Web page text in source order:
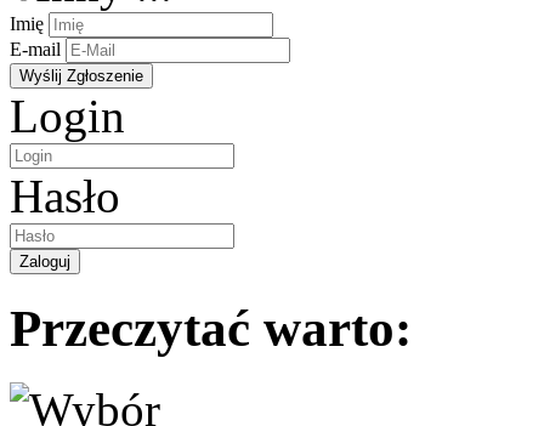
Imię
E-mail
Login
Hasło
Przeczytać warto: